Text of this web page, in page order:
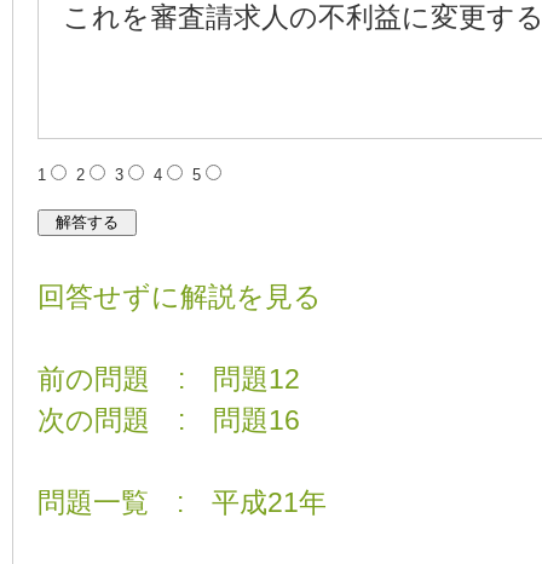
これを審査請求人の不利益に変更す
1 2 3 4 5
回答せずに解説を見る
前の問題 : 問題12
次の問題 : 問題16
問題一覧 : 平成21年